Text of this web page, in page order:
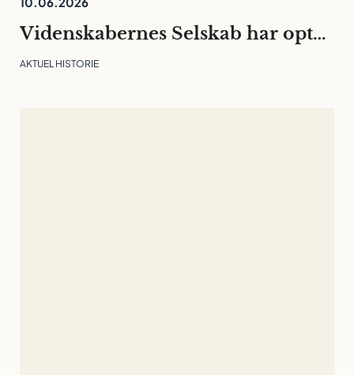
Videnskabernes Selskab har optaget 30 nye medlemmer
AKTUEL HISTORIE